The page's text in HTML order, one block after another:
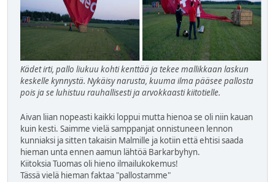
Kädet irti, pallo liukuu kohti kenttää ja tekee mallikkaan laskun
keskelle kynnystä. Nykäisy narusta, kuuma ilma pääsee pallosta
pois ja se luhistuu rauhallisesti ja arvokkaasti kiitotielle.
Aivan liian nopeasti kaikki loppui mutta hienoa se oli niin kauan
kuin kesti. Saimme vielä samppanjat onnistuneen lennon
kunniaksi ja sitten takaisin Malmille ja kotiin että ehtisi saada
hieman unta ennen aamun lähtöä Barkarbyhyn.
Kiitoksia Tuomas oli hieno ilmailukokemus!
Tässä vielä hieman faktaa "pallostamme"